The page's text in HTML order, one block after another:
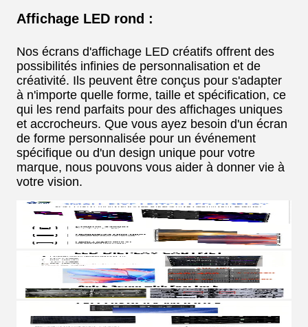
Affichage LED rond :
Nos écrans d'affichage LED créatifs offrent des
possibilités infinies de personnalisation et de
créativité. Ils peuvent être conçus pour s'adapter
à n'importe quelle forme, taille et spécification, ce
qui les rend parfaits pour des affichages uniques
et accrocheurs. Que vous ayez besoin d'un écran
de forme personnalisée pour un événement
spécifique ou d'un design unique pour votre
marque, nous pouvons vous aider à donner vie à
votre vision.